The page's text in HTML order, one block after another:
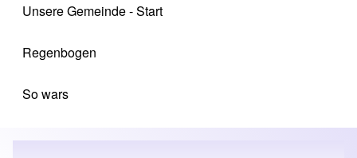
Unsere Gemeinde - Start
Regenbogen
So wars